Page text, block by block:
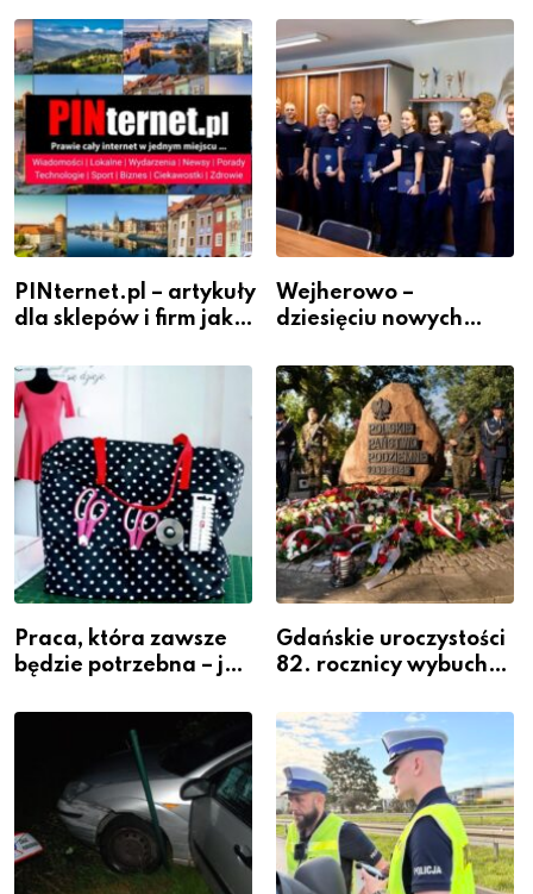
PINternet.pl – artykuły
dla sklepów i firm jako
widoczność
Wejherowo –
dziesięciu nowych
szeregach Komendy
Powiatowej
Praca, która zawsze
będzie potrzebna – jak
zawodem przyszłości i
gdzie się go nauczyć?
Gdańskie uroczystości
82. rocznicy wybuchu
Warszawskiego